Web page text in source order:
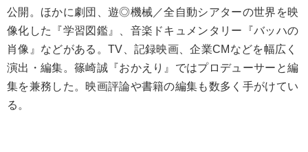
公開。ほかに劇団、遊◎機械／全自動シアターの世界を映
像化した『学習図鑑』、音楽ドキュメンタリー『バッハの
肖像』などがある。TV、記録映画、企業CMなどを幅広く
演出・編集。篠崎誠『おかえり』ではプロデューサーと編
集を兼務した。映画評論や書籍の編集も数多く手がけてい
る。